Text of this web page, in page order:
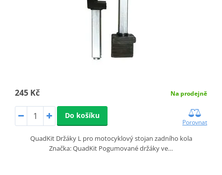
245 Kč Na prodejně
Do košíku
Porovnat
QuadKit Držáky L pro motocyklový stojan zadního kola
Značka: QuadKit Pogumované držáky ve…